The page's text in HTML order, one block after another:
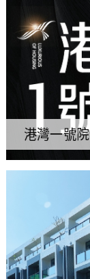
港灣一號院